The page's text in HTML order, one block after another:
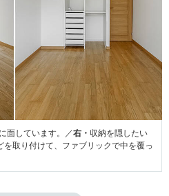
面しています。／右・ 収納を隠したい
取り付けて、ファブリックで中を覆っ